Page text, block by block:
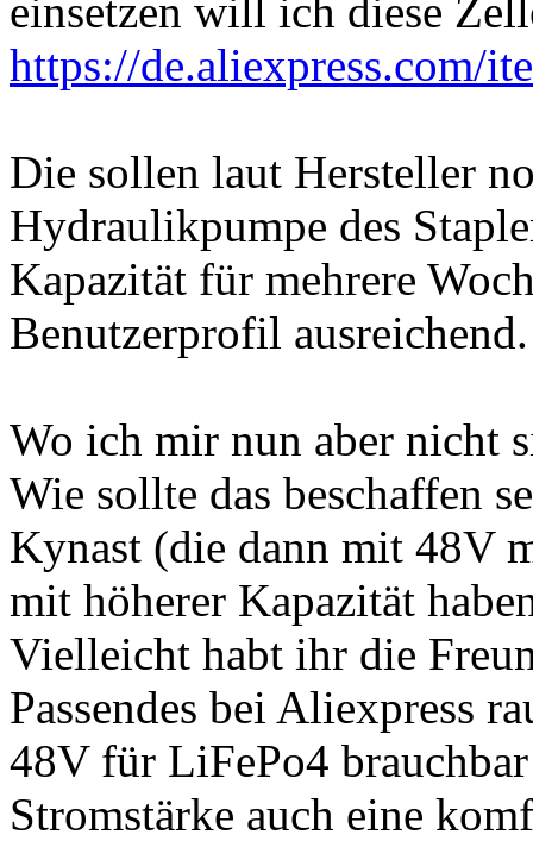
einsetzen will ich diese
https://de.aliexpress.com/
Die sollen laut Hersteller
Hydraulikpumpe des
Kapazität für mehrere
Benutzerprofil ausreichend.
Wo ich mir nun aber nicht
Wie sollte das beschaffen
Kynast (die dann mit 48V
mit höherer Kapazität
Vielleicht habt ihr die
Passendes bei Aliexpress
48V für LiFePo4
Stromstärke auch eine